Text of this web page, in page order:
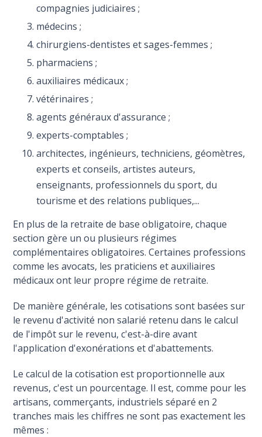
compagnies judiciaires ;
médecins ;
chirurgiens-dentistes et sages-femmes ;
pharmaciens ;
auxiliaires médicaux ;
vétérinaires ;
agents généraux d'assurance ;
experts-comptables ;
architectes, ingénieurs, techniciens, géomètres,
experts et conseils, artistes auteurs,
enseignants, professionnels du sport, du
tourisme et des relations publiques,...
En plus de la retraite de base obligatoire, chaque
section gère un ou plusieurs régimes
complémentaires obligatoires. Certaines professions
comme les avocats, les praticiens et auxiliaires
médicaux ont leur propre régime de retraite.
De manière générale, les cotisations sont basées sur
le revenu d'activité non salarié retenu dans le calcul
de l'impôt sur le revenu, c'est-à-dire avant
l'application d'exonérations et d'abattements.
Le calcul de la cotisation est proportionnelle aux
revenus, c'est un pourcentage. Il est, comme pour les
artisans, commerçants, industriels séparé en 2
tranches mais les chiffres ne sont pas exactement les
mêmes :